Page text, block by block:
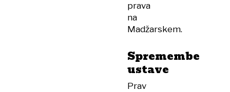
prava
na
Madžarskem.
Spremembe
ustave
Prav